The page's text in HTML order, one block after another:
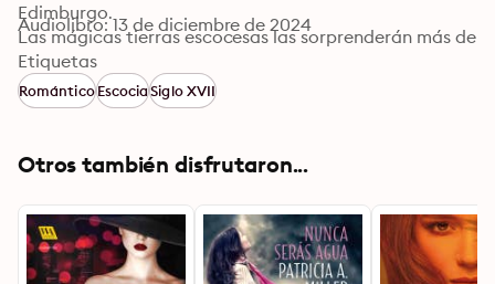
Edimburgo.
Las mágicas tierras escocesas las sorprenderán más de
lo que esperaban y cambiarán el rumbo que tenían
planificado por uno mucho más tentador. Y, aunque
allí donde van a ir a parar no tendrán ni crema de
un castillo, highlanders apasionados e, incluso, un
Audiolibro: 13 de diciembre de 2024
Etiquetas
RománticoEscociaSiglo XVII
Otros también disfrutaron...